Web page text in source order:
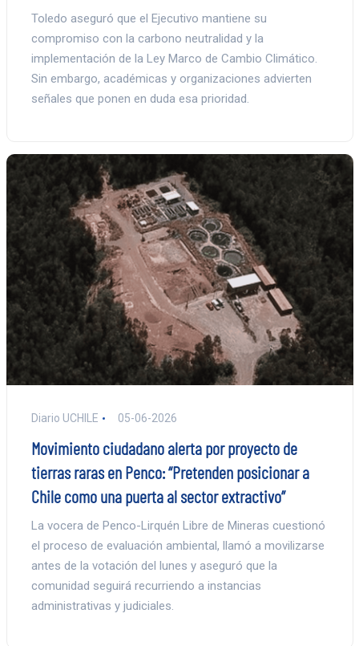
Toledo aseguró que el Ejecutivo mantiene su
compromiso con la carbono neutralidad y la
implementación de la Ley Marco de Cambio Climático.
Sin embargo, académicas y organizaciones advierten
señales que ponen en duda esa prioridad.
Diario UCHILE 05-06-2026
Movimiento ciudadano alerta por proyecto de
tierras raras en Penco: “Pretenden posicionar a
Chile como una puerta al sector extractivo”
La vocera de Penco-Lirquén Libre de Mineras cuestionó
el proceso de evaluación ambiental, llamó a movilizarse
antes de la votación del lunes y aseguró que la
comunidad seguirá recurriendo a instancias
administrativas y judiciales.